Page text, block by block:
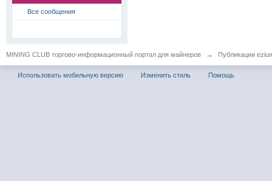
Все сообщения
MINING CLUB торгово-информационный портал для майнеров → Публикации
Использовать мобильную версию Изменить стиль Помощь